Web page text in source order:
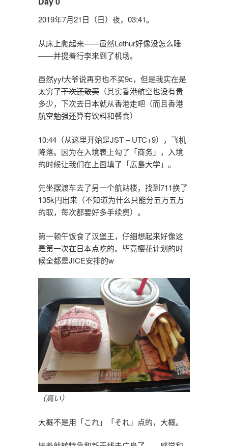
2019年7月21日（日）夜，03:41。
从床上爬起来——虽然Lethur好像没怎么睡
——并提着行李来到了机场。
虽然yyf大爷说再穷也不买9c，但是我实在是
太穷了下次还敢买（其实香港航空也没有贵
多少，下次去日本就从香港走吧（而且香港
航空勉强还算有饮料和餐食）
10:44（从这里开始是JST – UTC+9），飞机
降落。因为在入境表上勾了「商务」，入境
的时候让我们在上面填了「広島大学」。
先坐摆渡车去了另一个航站楼，找到711换了
135k円出来（不知道为什么只能分五万五万
的取，每次都要好多手续费）。
第一顿午饭食了汉堡王，仔细想起来好像这
是第一次在日本点吃的。毕竟樱花计划的时
候全都是JICE安排的w
（高い）
大概不是用「これ」「それ」点的，大概。